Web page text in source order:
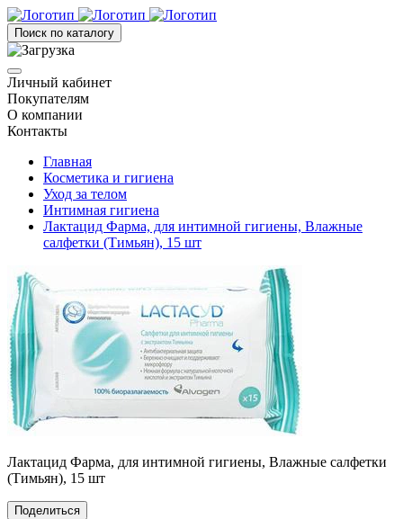
Поиск по каталогу
Личный кабинет
Покупателям
О компании
Контакты
Главная
Косметика и гигиена
Уход за телом
Интимная гигиена
Лактацид Фарма, для интимной гигиены, Влажные
салфетки (Тимьян), 15 шт
Лактацид Фарма, для интимной гигиены, Влажные салфетки
(Тимьян), 15 шт
Поделиться